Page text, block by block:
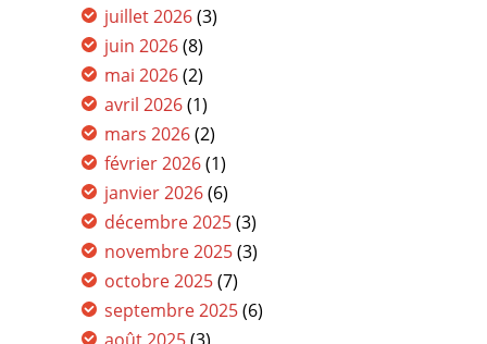
juillet 2026(3)
juin 2026(8)
mai 2026(2)
avril 2026(1)
mars 2026(2)
février 2026(1)
janvier 2026(6)
décembre 2025(3)
novembre 2025(3)
octobre 2025(7)
septembre 2025(6)